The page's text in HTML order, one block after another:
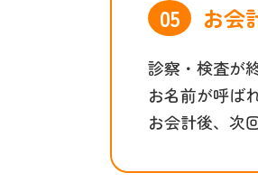
お会
診察・検査が
お名前が呼ば
お会計後、次